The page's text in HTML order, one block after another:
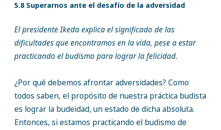
5.8 Superarnos ante el desafío de la adversidad
El presidente Ikeda explica el significado de las
dificultades que encontramos en la vida, pese a estar
practicando el budismo para lograr la felicidad.
¿Por qué debemos afrontar adversidades? Como
todos saben, el propósito de nuestra práctica budista
es lograr la budeidad, un estado de dicha absoluta.
Entonces, si estamos practicando el budismo de